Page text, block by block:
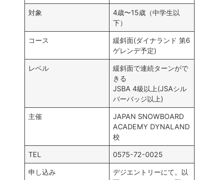
対象
4歳〜15歳（中学生以
下）
コース
緩斜面(ダイナランド 第6
ゲレンデ予定)
レベル
緩斜面で連続ターンがで
きる
JSBA 4級以上(JSAシル
バーバッジ以上)
主催
JAPAN SNOWBOARD
ACADEMY DYNALAND
校
TEL 0575-72-0025
申し込み
デジエントリーにて。以